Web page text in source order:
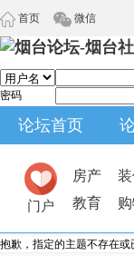
首页 微信
密码
论坛首页
门户
房产
教育
抱歉，指定的主题不存在